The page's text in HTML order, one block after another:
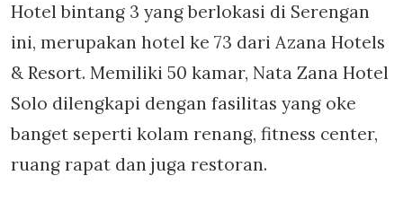
Hotel bintang 3 yang berlokasi di Serengan
ini, merupakan hotel ke 73 dari Azana Hotels
& Resort. Memiliki 50 kamar, Nata Zana Hotel
Solo dilengkapi dengan fasilitas yang oke
banget seperti kolam renang, fitness center,
ruang rapat dan juga restoran.